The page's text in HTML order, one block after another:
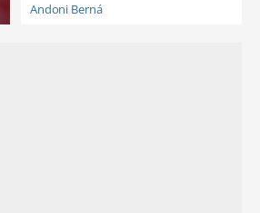
Andoni Berná